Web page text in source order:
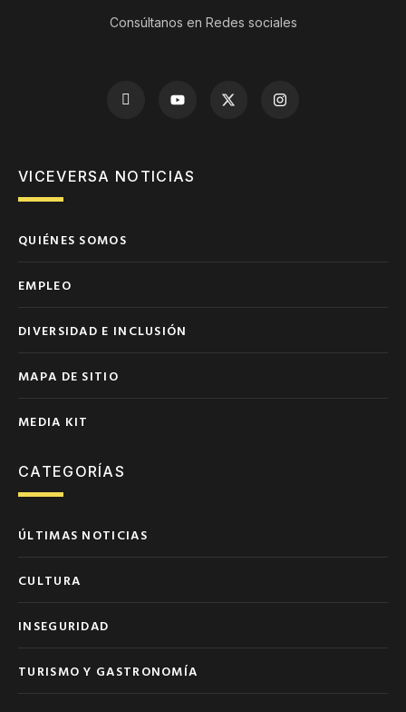
Consúltanos en Redes sociales
VICEVERSA NOTICIAS
QUIÉNES SOMOS
EMPLEO
DIVERSIDAD E INCLUSIÓN
MAPA DE SITIO
MEDIA KIT
CATEGORÍAS
ÚLTIMAS NOTICIAS
CULTURA
INSEGURIDAD
TURISMO Y GASTRONOMÍA